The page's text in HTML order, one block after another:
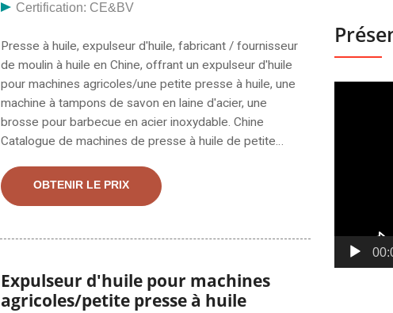
Certification: CE&BV
Presse à huile, expulseur d'huile, fabricant / fournisseur
de moulin à huile en Chine, offrant un expulseur d'huile
pour machines agricoles/une petite presse à huile, une
machine à tampons de savon en laine d'acier, une
brosse pour barbecue en acier inoxydable. Chine
Catalogue de machines de presse à huile de petite
graines oléagineuses à expulseur d'huile de petite
capacité, expulseur d'huile de presse à huile végétale
Huipin Machinery
OBTENIR LE PRIX
Expulseur d'huile pour machines
agricoles/petite presse à huile